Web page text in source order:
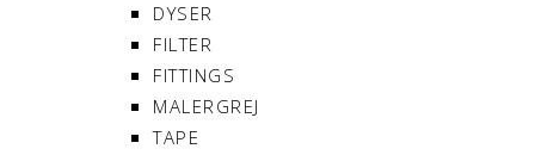
DYSER
FILTER
FITTINGS
MALERGREJ
TAPE